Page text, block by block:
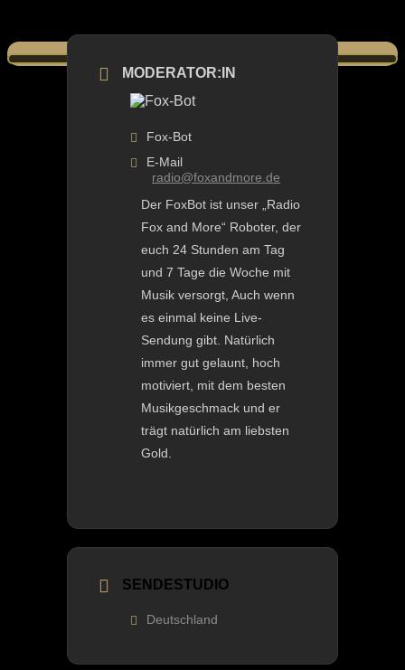
MODERATOR:IN
Fox-Bot
E-Mail
radio@foxandmore.de
Der FoxBot ist unser „Radio
Fox and More“ Roboter, der
euch 24 Stunden am Tag
und 7 Tage die Woche mit
Musik versorgt, Auch wenn
es einmal keine Live-
Sendung gibt. Natürlich
immer gut gelaunt, hoch
motiviert, mit dem besten
Musikgeschmack und er
trägt natürlich am liebsten
Gold.
SENDESTUDIO
Deutschland